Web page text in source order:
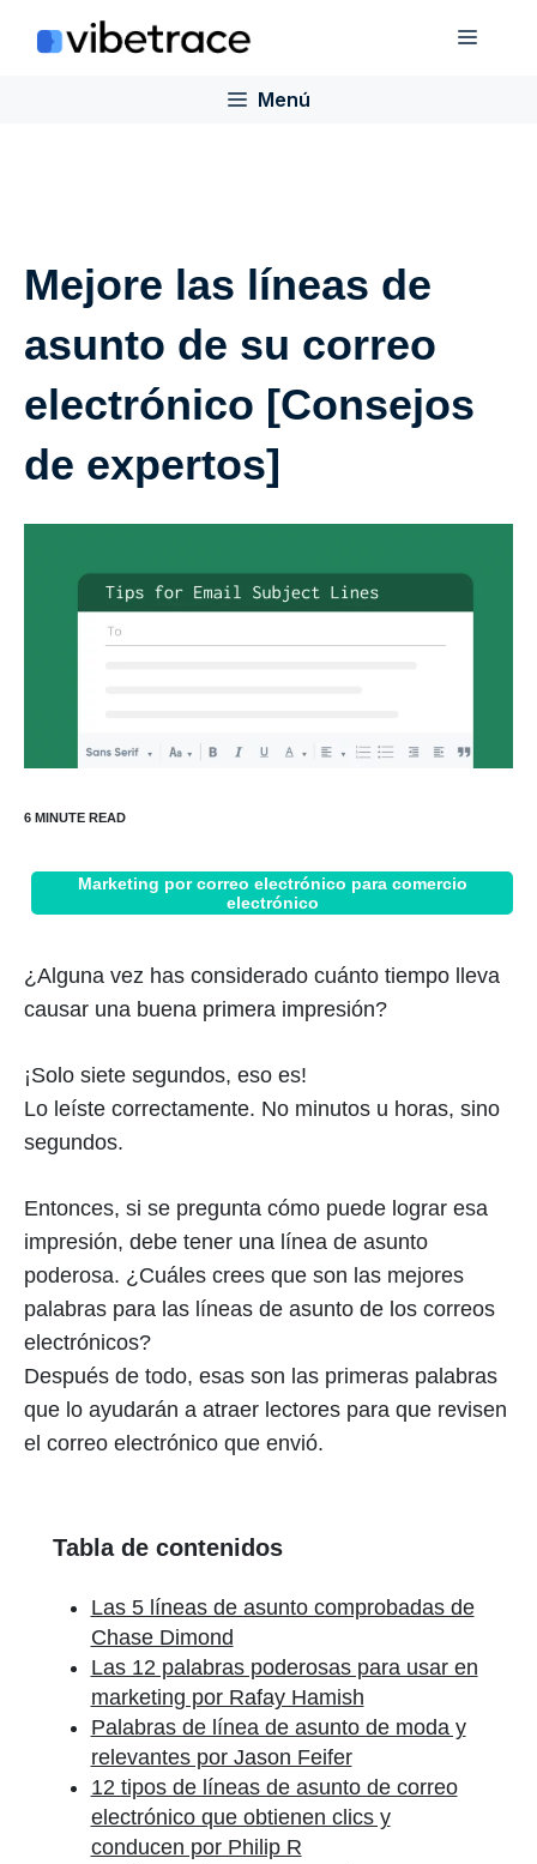
Menú
Menú
Mejore las líneas de
asunto de su correo
electrónico [Consejos
de expertos]
Marketing por correo electrónico para comercio
electrónico
¿Alguna vez has considerado cuánto tiempo lleva
causar una buena primera impresión?
¡Solo siete segundos, eso es!
Lo leíste correctamente. No minutos u horas, sino
segundos.
Entonces, si se pregunta cómo puede lograr esa
impresión, debe tener una línea de asunto
poderosa. ¿Cuáles crees que son las mejores
palabras para las líneas de asunto de los correos
electrónicos?
Después de todo, esas son las primeras palabras
que lo ayudarán a atraer lectores para que revisen
el correo electrónico que envió.
Tabla de contenidos
Las 5 líneas de asunto comprobadas de
Chase Dimond
Las 12 palabras poderosas para usar en
marketing por Rafay Hamish
Palabras de línea de asunto de moda y
relevantes por Jason Feifer
12 tipos de líneas de asunto de correo
electrónico que obtienen clics y
conducen por Philip R